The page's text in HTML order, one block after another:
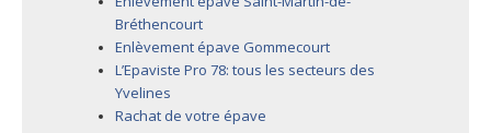
Bréthencourt
Enlèvement épave Gommecourt
L’Epaviste Pro 78: tous les secteurs des
Yvelines
Rachat de votre épave